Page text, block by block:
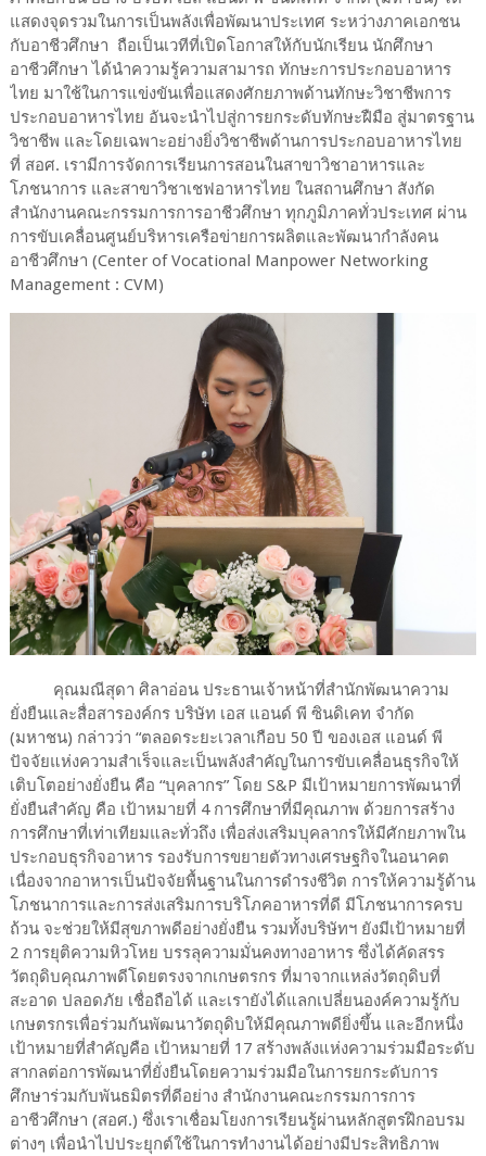
แสดงจุดรวมในการเป็นพลังเพื่อพัฒนาประเทศ ระหว่างภาคเอกชน
กับอาชีวศึกษา ถือเป็นเวทีที่เปิดโอกาสให้กับนักเรียน นักศึกษา
อาชีวศึกษา ได้นำความรู้ความสามารถ ทักษะการประกอบอาหาร
ไทย มาใช้ในการแข่งขันเพื่อแสดงศักยภาพด้านทักษะวิชาชีพการ
ประกอบอาหารไทย อันจะนำไปสู่การยกระดับทักษะฝืมือ สู่มาตรฐาน
วิชาชีพ และโดยเฉพาะอย่างยิ่งวิชาชีพด้านการประกอบอาหารไทย
ที่ สอศ. เรามีการจัดการเรียนการสอนในสาขาวิชาอาหารและ
โภชนาการ และสาขาวิชาเชฟอาหารไทย ในสถานศึกษา สังกัด
สำนักงานคณะกรรมการการอาชีวศึกษา ทุกภูมิภาคทั่วประเทศ ผ่าน
การขับเคลื่อนศูนย์บริหารเครือข่ายการผลิตและพัฒนากำลังคน
อาชีวศึกษา (Center of Vocational Manpower Networking
Management : CVM)
คุณมณีสุดา ศิลาอ่อน ประธานเจ้าหน้าที่สำนักพัฒนาความ
ยั่งยืนและสื่อสารองค์กร บริษัท เอส แอนด์ พี ซินดิเคท จำกัด
(มหาชน) กล่าวว่า “ตลอดระยะเวลาเกือบ 50 ปี ของเอส แอนด์ พี
ปัจจัยแห่งความสำเร็จและเป็นพลังสำคัญในการขับเคลื่อนธุรกิจให้
เติบโตอย่างยั่งยืน คือ “บุคลากร” โดย S&P มีเป้าหมายการพัฒนาที่
ยั่งยืนสำคัญ คือ เป้าหมายที่ 4 การศึกษาที่มีคุณภาพ ด้วยการสร้าง
การศึกษาที่เท่าเทียมและทั่วถึง เพื่อส่งเสริมบุคลากรให้มีศักยภาพใน
ประกอบธุรกิจอาหาร รองรับการขยายตัวทางเศรษฐกิจในอนาคต
เนื่องจากอาหารเป็นปัจจัยพื้นฐานในการดำรงชีวิต การให้ความรู้ด้าน
โภชนาการและการส่งเสริมการบริโภคอาหารที่ดี มีโภชนาการครบ
ถ้วน จะช่วยให้มีสุขภาพดีอย่างยั่งยืน รวมทั้งบริษัทฯ ยังมีเป้าหมายที่
2 การยุติความหิวโหย บรรลุความมั่นคงทางอาหาร ซึ่งได้คัดสรร
วัตถุดิบคุณภาพดีโดยตรงจากเกษตรกร ที่มาจากแหล่งวัตถุดิบที่
สะอาด ปลอดภัย เชื่อถือได้ และเรายังได้แลกเปลี่ยนองค์ความรู้กับ
เกษตรกรเพื่อร่วมกันพัฒนาวัตถุดิบให้มีคุณภาพดียิ่งขึ้น และอีกหนึ่ง
เป้าหมายที่สำคัญคือ เป้าหมายที่ 17 สร้างพลังแห่งความร่วมมือระดับ
สากลต่อการพัฒนาที่ยั่งยืนโดยความร่วมมือในการยกระดับการ
ศึกษาร่วมกับพันธมิตรที่ดีอย่าง สำนักงานคณะกรรมการการ
อาชีวศึกษา (สอศ.) ซึ่งเราเชื่อมโยงการเรียนรู้ผ่านหลักสูตรฝึกอบรม
ต่างๆ เพื่อนำไปประยุกต์ใช้ในการทำงานได้อย่างมีประสิทธิภาพ